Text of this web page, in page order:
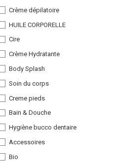
Crème dépilatoire
HUILE CORPORELLE
Cire
Crème Hydratante
Body Splash
Soin du corps
Creme pieds
Bain & Douche
Hygiène bucco dentaire
Accessoires
Bio